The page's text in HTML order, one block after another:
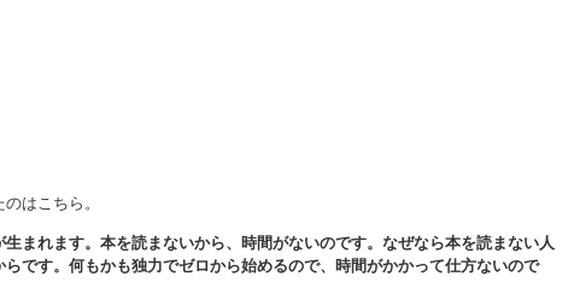
はこちら。
まれます。本を読まないから、時間がないのです。なぜなら本を読まない人
です。何もかも独力でゼロから始めるので、時間がかかって仕方ないので